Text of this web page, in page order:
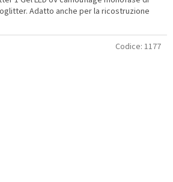
Adatto anche per la ricostruzione
Codice: 1177